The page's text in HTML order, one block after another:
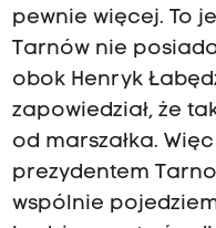
pewnie więcej. To
Tarnów nie
obok Henryk
zapowiedział, że
od marszałka.
prezydentem
wspólnie